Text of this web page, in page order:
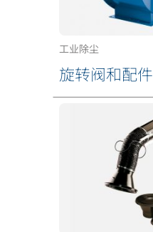
工业除尘
旋转阀和配件